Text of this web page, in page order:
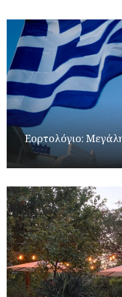
Εορτολόγιο: